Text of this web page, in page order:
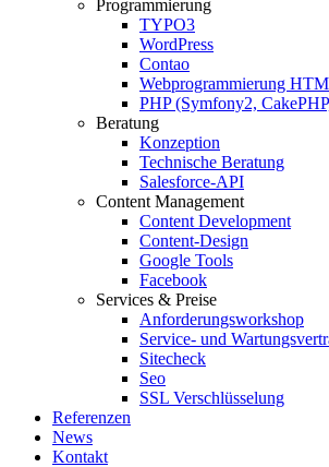
Programmierung
TYPO3
WordPress
Contao
Webprogrammierung
PHP (Symfony2,
Beratung
Konzeption
Technische Beratung
Salesforce-API
Content Management
Content Development
Content-Design
Google Tools
Facebook
Services & Preise
Anforderungsworkshop
Service- und
Sitecheck
Seo
SSL Verschlüsselung
Referenzen
News
Kontakt